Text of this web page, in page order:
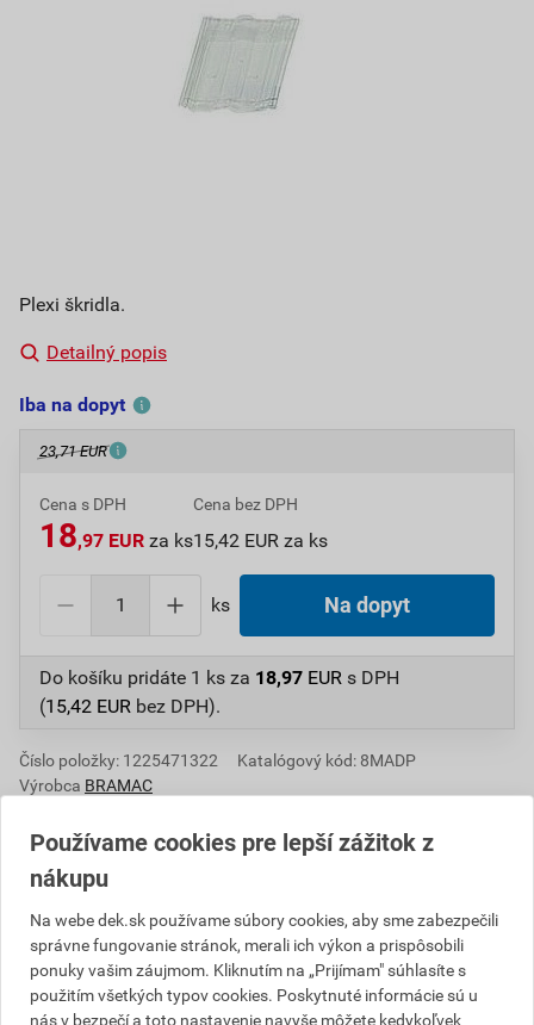
Plexi škridla.
Detailný popis
Iba na dopyt
23,71 EUR
Cena s DPH
18,97 EUR za ks
Cena bez DPH
15,42 EUR za ks
ks Na dopyt
Do košíku pridáte 1 ks za 18,97 EUR s DPH
(15,42 EUR bez DPH).
Číslo položky: 1225471322
Katalógový kód: 8MADP
Výrobca BRAMAC
Popis
Plexi škridla umožňuje jednoduché presvetlenie
podstrešných priestorov. Pripevňuje sa dvoma
príchytkami, ktoré sú súčasťou dodávky. Výhodou je
Používame cookies pre lepší zážitok z
nákupu
Na webe dek.sk používame súbory cookies, aby sme zabezpečili
správne fungovanie stránok, merali ich výkon a prispôsobili
ponuky vašim záujmom. Kliknutím na „Prijímam" súhlasíte s
použitím všetkých typov cookies. Poskytnuté informácie sú u
nás v bezpečí a toto nastavenie navyše môžete kedykoľvek